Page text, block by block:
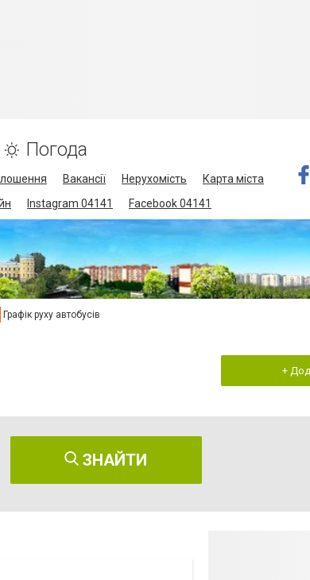
Погода
Вакансії Нерухомість
Карта міста
Instagram 04141 Facebook 04141
Графік руху автобусів
+
ЗНАЙТИ